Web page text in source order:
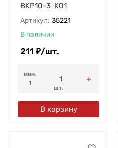
BKP10-3-K01
Артикул: 35221
В наличии
211 ₽/шт.
мин.
1
шт.
В корзину